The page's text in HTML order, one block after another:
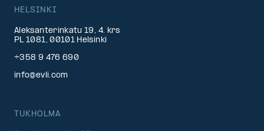
HELSINKI
Aleksanterinkatu 19, 4. krs
PL 1081, 00101 Helsinki
+358 9 476 690
info@evli.com
TUKHOLMA